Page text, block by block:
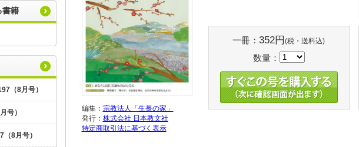
書籍
（8月号）
号）
8月号）
編集： 宗教法人「生長の家」
発行： 株式会社 日本教文社
特定商取引法に基づく表示
一冊： 352円 (税・送料込)
数量：